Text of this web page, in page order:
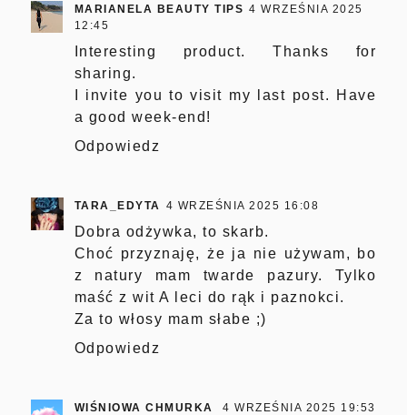
MARIANELA BEAUTY TIPS 4 WRZEŚNIA 2025
12:45
Interesting product. Thanks for
sharing.
I invite you to visit my last post. Have
a good week-end!
Odpowiedz
TARA_EDYTA 4 WRZEŚNIA 2025 16:08
Dobra odżywka, to skarb.
Choć przyznaję, że ja nie używam, bo
z natury mam twarde pazury. Tylko
maść z wit A leci do rąk i paznokci.
Za to włosy mam słabe ;)
Odpowiedz
WIŚNIOWA CHMURKA 4 WRZEŚNIA 2025 19:53